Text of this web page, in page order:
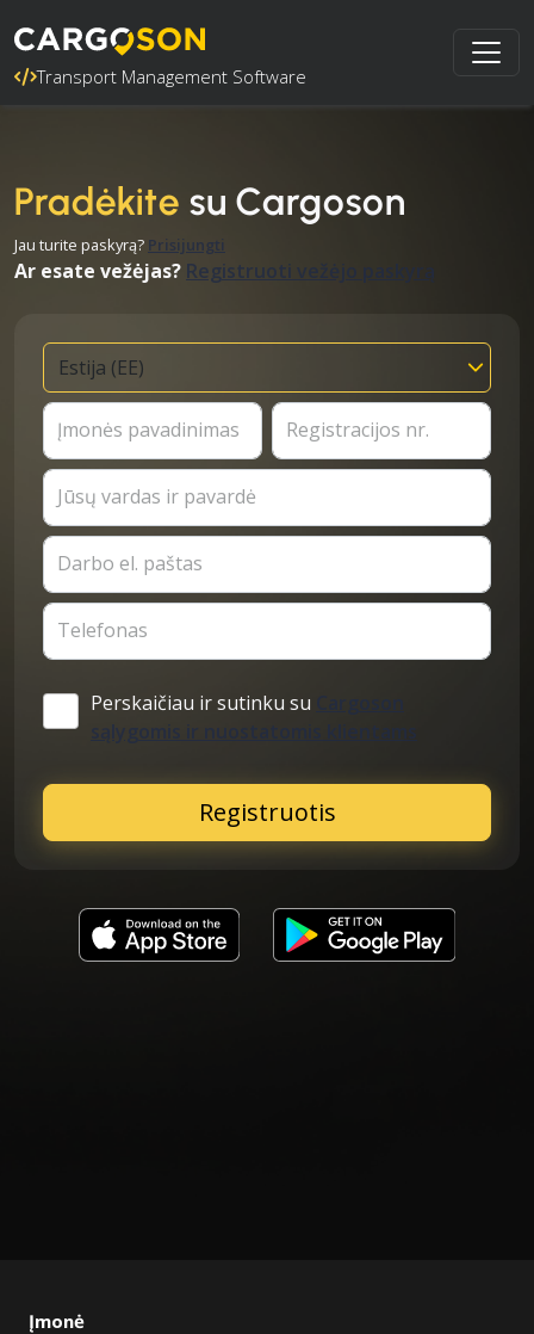
Transport Management Software
Pradėkite su Cargoson
Jau turite paskyrą? Prisijungti
Ar esate vežėjas? Registruoti vežėjo paskyrą
Įmonės pavadinimas Registracijos nr.
Jūsų vardas ir pavardė
Darbo el. paštas
Telefonas
Perskaičiau ir sutinku su
sąlygomis ir nuostatomis klientams
Registruotis
Įmonė